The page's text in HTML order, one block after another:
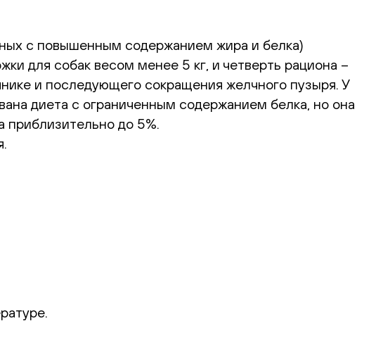
с повышенным содержанием жира и белка)
для собак весом менее 5 кг, и четверть рациона –
и последующего сокращения желчного пузыря. У
диета с ограниченным содержанием белка, но она
до 5%.